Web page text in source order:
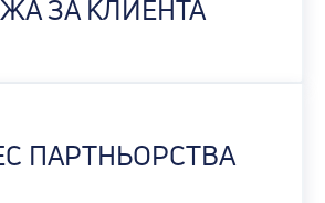
ЗА КЛИЕНТА
ПАРТНЬОРСТВА